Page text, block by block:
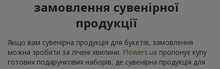
замовлення сувенірної
продукції
Якщо вам сувенірна продукція для букетів, замовлення
можна зробити за лічені хвилини. Flowers.ua пропонує купу
готових подарункових наборів, де сувенірна продукція для